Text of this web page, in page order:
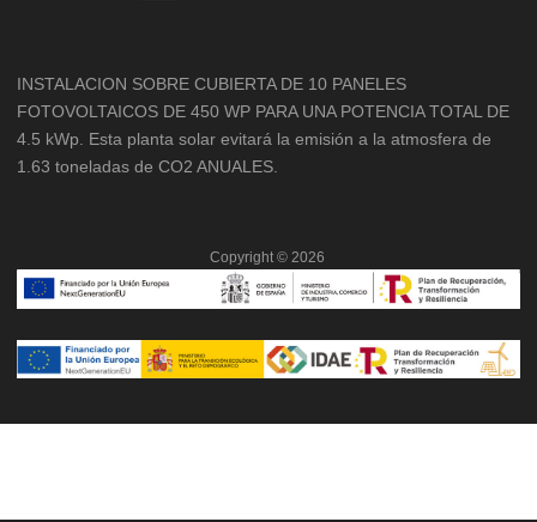
INSTALACION SOBRE CUBIERTA DE 10 PANELES
FOTOVOLTAICOS DE 450 WP PARA UNA POTENCIA TOTAL DE
4.5 kWp. Esta planta solar evitará la emisión a la atmosfera de
1.63 toneladas de CO2 ANUALES.
Copyright © 2026